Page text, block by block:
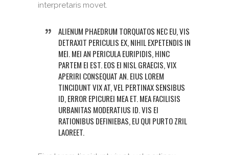
interpretaris movet.
ALIENUM PHAEDRUM TORQUATOS NEC EU, VIS
DETRAXIT PERICULIS EX, NIHIL EXPETENDIS IN
MEI. MEI AN PERICULA EURIPIDIS, HINC
PARTEM EI EST. EOS EI NISL GRAECIS, VIX
APERIRI CONSEQUAT AN. EIUS LOREM
TINCIDUNT VIX AT, VEL PERTINAX SENSIBUS
ID, ERROR EPICUREI MEA ET. MEA FACILISIS
URBANITAS MODERATIUS ID. VIS EI
RATIONIBUS DEFINIEBAS, EU QUI PURTO ZRIL
LAOREET.